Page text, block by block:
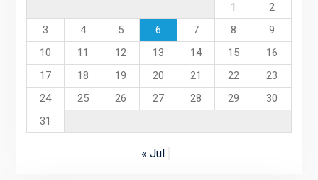
1
2
3
4 5 6 7 8
9
10
11 12 13 14 15
16
17
18 19 20 21 22
23
24
25 26 27 28 29
30
31
« Jul